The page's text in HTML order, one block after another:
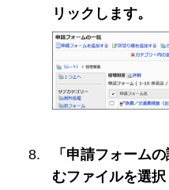
リックします。
「申請フォーム
むファイルを選